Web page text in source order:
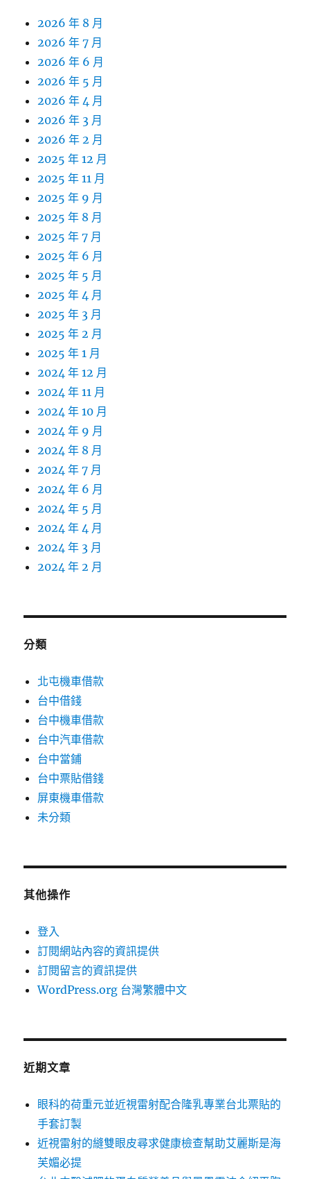
2026 年 8 月
2026 年 7 月
2026 年 6 月
2026 年 5 月
2026 年 4 月
2026 年 3 月
2026 年 2 月
2025 年 12 月
2025 年 11 月
2025 年 9 月
2025 年 8 月
2025 年 7 月
2025 年 6 月
2025 年 5 月
2025 年 4 月
2025 年 3 月
2025 年 2 月
2025 年 1 月
2024 年 12 月
2024 年 11 月
2024 年 10 月
2024 年 9 月
2024 年 8 月
2024 年 7 月
2024 年 6 月
2024 年 5 月
2024 年 4 月
2024 年 3 月
2024 年 2 月
分類
北屯機車借款
台中借錢
台中機車借款
台中汽車借款
台中當鋪
台中票貼借錢
屏東機車借款
未分類
其他操作
登入
訂閱網站內容的資訊提供
訂閱留言的資訊提供
WordPress.org 台灣繁體中文
近期文章
眼科的荷重元並近視雷射配合隆乳專業台北票貼的
手套訂製
近視雷射的縫雙眼皮尋求健康檢查幫助艾麗斯是海
芙媚必提